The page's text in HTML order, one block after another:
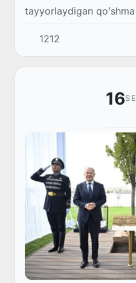
tayyorlaydigan
boshladi. Bu haqda
xizmatini rivojlantirish
m...
1212
16